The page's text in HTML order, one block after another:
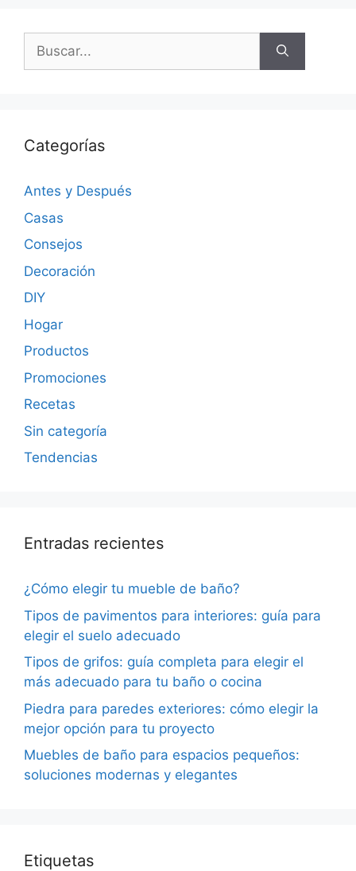
Categorías
Antes y Después
Casas
Consejos
Decoración
DIY
Hogar
Productos
Promociones
Recetas
Sin categoría
Tendencias
Entradas recientes
¿Cómo elegir tu mueble de baño?
Tipos de pavimentos para interiores: guía para
elegir el suelo adecuado
Tipos de grifos: guía completa para elegir el
más adecuado para tu baño o cocina
Piedra para paredes exteriores: cómo elegir la
mejor opción para tu proyecto
Muebles de baño para espacios pequeños:
soluciones modernas y elegantes
Etiquetas